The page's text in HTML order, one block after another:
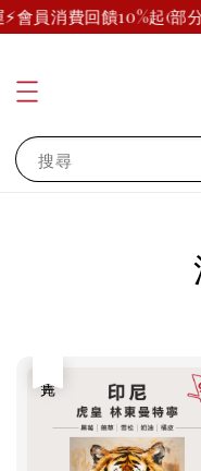
會員消費回饋10%起(部
搜尋